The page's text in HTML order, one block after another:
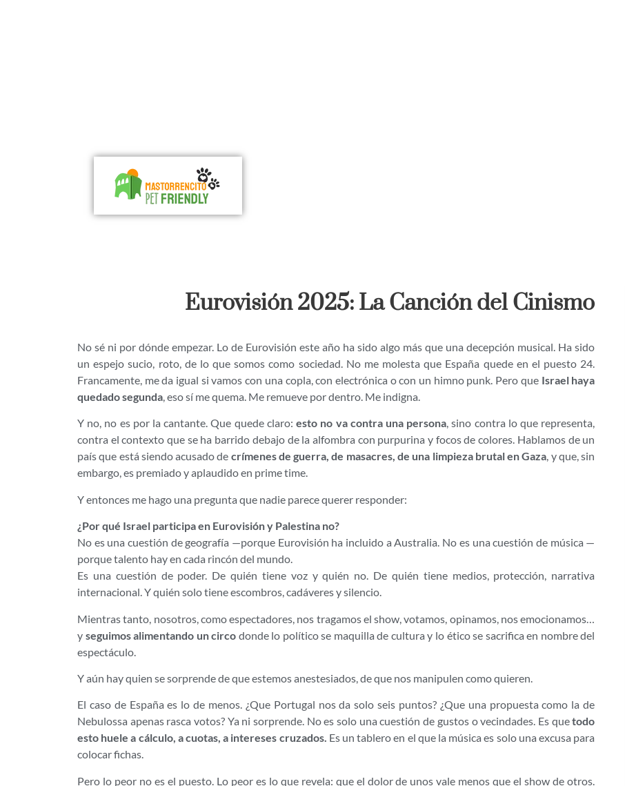
Eurovisión 2025: La Canción del Cinismo
No sé ni por dónde empezar. Lo de Eurovisión este año ha sido algo más que una decepción musical. Ha sido
un espejo sucio, roto, de lo que somos como sociedad. No me molesta que España quede en el puesto 24.
Francamente, me da igual si vamos con una copla, con electrónica o con un himno punk. Pero que Israel haya
quedado segunda, eso sí me quema. Me remueve por dentro. Me indigna.
Y no, no es por la cantante. Que quede claro:esto no va contra una persona, sino contra lo que representa,
contra el contexto que se ha barrido debajo de la alfombra con purpurina y focos de colores. Hablamos de un
país que está siendo acusado de crímenes de guerra, de masacres, de una limpieza brutal en Gaza, y que, sin
embargo, es premiado y aplaudido en prime time.
Y entonces me hago una pregunta que nadie parece querer responder:
¿Por qué Israel participa en Eurovisión y Palestina no?
No es una cuestión de geografía —porque Eurovisión ha incluido a Australia. No es una cuestión de música —
porque talento hay en cada rincón del mundo.
Es una cuestión de poder. De quién tiene voz y quién no. De quién tiene medios, protección, narrativa
internacional. Y quién solo tiene escombros, cadáveres y silencio.
Mientras tanto, nosotros, como espectadores, nos tragamos el show, votamos, opinamos, nos emocionamos…
y seguimos alimentando un circo donde lo político se maquilla de cultura y lo ético se sacrifica en nombre del
espectáculo.
Y aún hay quien se sorprende de que estemos anestesiados, de que nos manipulen como quieren.
El caso de España es lo de menos. ¿Que Portugal nos da solo seis puntos? ¿Que una propuesta como la de
Nebulossa apenas rasca votos? Ya ni sorprende. No es solo una cuestión de gustos o vecindades. Es quetodo
esto huele a cálculo, a cuotas, a intereses cruzados. Es un tablero en el que la música es solo una excusa para
colocar fichas.
Pero lo peor no es el puesto. Lo peor es lo que revela: que el dolor de unos vale menos que el show de otros.